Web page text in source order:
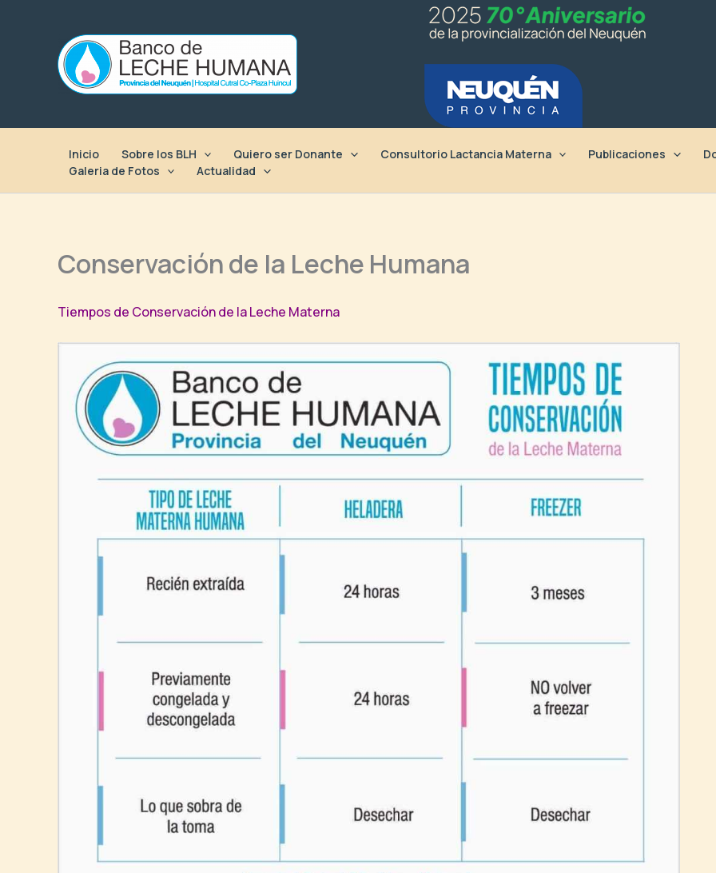
contenido
Inicio Sobre los BLH Quiero ser Donante Consultorio Lactancia Materna Publicaciones
Galeria de Fotos
Actualidad
Conservación de la Leche Humana
Tiempos de Conservación de la Leche Materna